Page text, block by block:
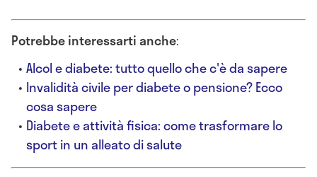
Potrebbe interessarti anche:
Alcol e diabete: tutto quello che c'è da sapere
Invalidità civile per diabete o pensione? Ecco
cosa sapere
Diabete e attività fisica: come trasformare lo
sport in un alleato di salute